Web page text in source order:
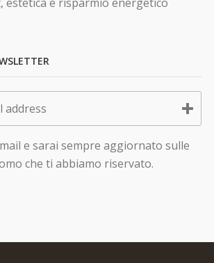
e sarai sempre aggiornato sulle
che ti abbiamo riservato.